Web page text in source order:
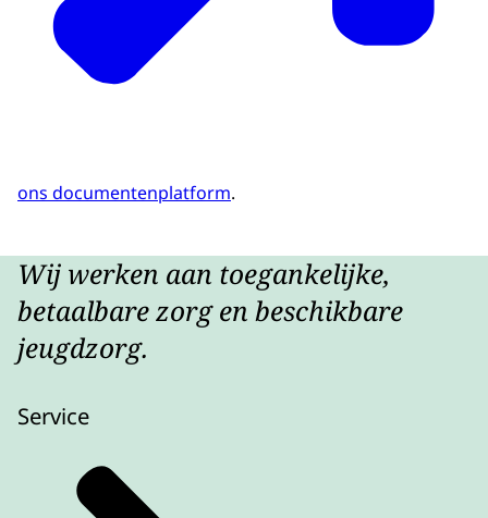
ons documentenplatform.
Wij werken aan toegankelijke,
betaalbare zorg en beschikbare
jeugdzorg.
Service